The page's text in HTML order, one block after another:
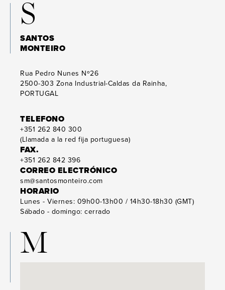
S
SANTOS
MONTEIRO
Rua Pedro Nunes Nº26
2500-303 Zona Industrial-Caldas da Rainha,
PORTUGAL
TELEFONO
+351 262 840 300
(Llamada a la red fija portuguesa)
FAX.
+351 262 842 396
CORREO ELECTRÓNICO
sm@santosmonteiro.com
HORARIO
Lunes - Viernes: 09h00-13h00 / 14h30-18h30 (GMT)
Sábado - domingo: cerrado
M